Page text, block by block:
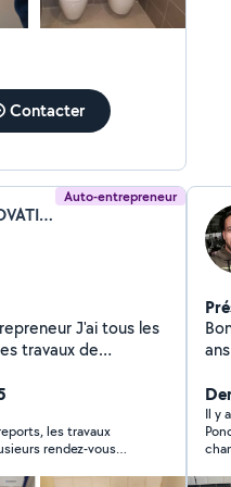
Contacter
Auto-entrepreneur
Harouna BA (HB RENOVATIONS)
J'ai tous les
à
les travaux
rendez-vous
à mes
-
Il y